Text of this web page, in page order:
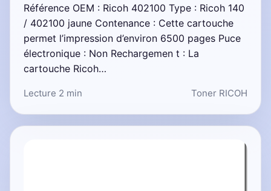
Référence OEM : Ricoh 402100 Type : Ricoh 140
/ 402100 jaune Contenance : Cette cartouche
permet l’impression d’environ 6500 pages Puce
électronique : Non Rechargemen t : La
cartouche Ricoh…
Lecture 2 min Toner RICOH